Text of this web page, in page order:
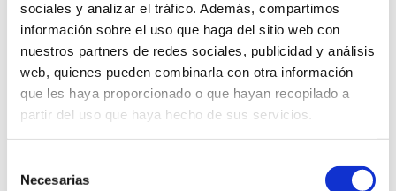
sociales y analizar el tráfico. Además, compartimos
información sobre el uso que haga del sitio web con
nuestros partners de redes sociales, publicidad y análisis
web, quienes pueden combinarla con otra información
que les haya proporcionado o que hayan recopilado a
partir del uso que haya hecho de sus servicios.
Necesarias